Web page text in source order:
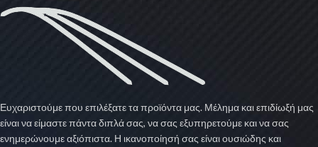
Ευχαριστούμε που επιλέξατε τα προϊόντα μας. Μέλημα και επιδίωξή μας
είναι να είμαστε πάντα διπλά σας, να σας εξυπηρετούμε και να σας
ενημερώνουμε αξιόπιστα. Η ικανοποίησή σας είναι ουσιώδης και